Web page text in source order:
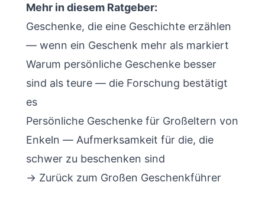
Mehr in diesem Ratgeber:
Geschenke, die eine Geschichte erzählen
— wenn ein Geschenk mehr als markiert
Warum persönliche Geschenke besser
sind als teure — die Forschung bestätigt
es
Persönliche Geschenke für Großeltern von
Enkeln — Aufmerksamkeit für die, die
schwer zu beschenken sind
→ Zurück zum Großen Geschenkführer